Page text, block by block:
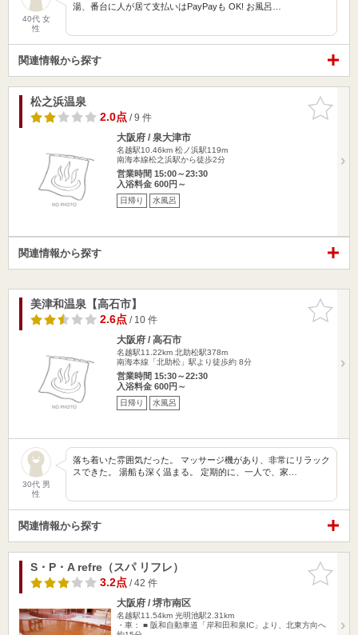
40代 女
性
湯、番台に人が居て支払いはPayPayも OK! お風呂…
関連情報から探す
お気に入
りに追加
松之浜温泉
2.0点/ 9 件
大阪府 / 泉大津市
名越駅10.46km 松ノ浜駅119m
南海本線松之浜駅から徒歩2分
営業時間 15:00～23:30
入浴料金 600円～
日帰り 水風呂
関連情報から探す
お気に入
りに追加
美津和温泉【高石市】
2.6点/ 10 件
大阪府 / 高石市
名越駅11.22km 北助松駅378m
南海本線「北助松」駅より徒歩約 8分
営業時間 15:30～22:30
入浴料金 600円～
日帰り 水風呂
30代 男
性
落ち着いた雰囲気だった。 マッサージ機があり、非常にリラック
スできた。 湯船も深く温まる。 定期的に、一人で、家…
関連情報から探す
お気に入
りに追加
S・P・A refre（スパ リフレ）
3.2点/ 42 件
大阪府 / 堺市南区
名越駅11.54km 光明池駅2.31km
・車： ■ 阪和自動車道「岸和田和泉IC」より、北東方向へ